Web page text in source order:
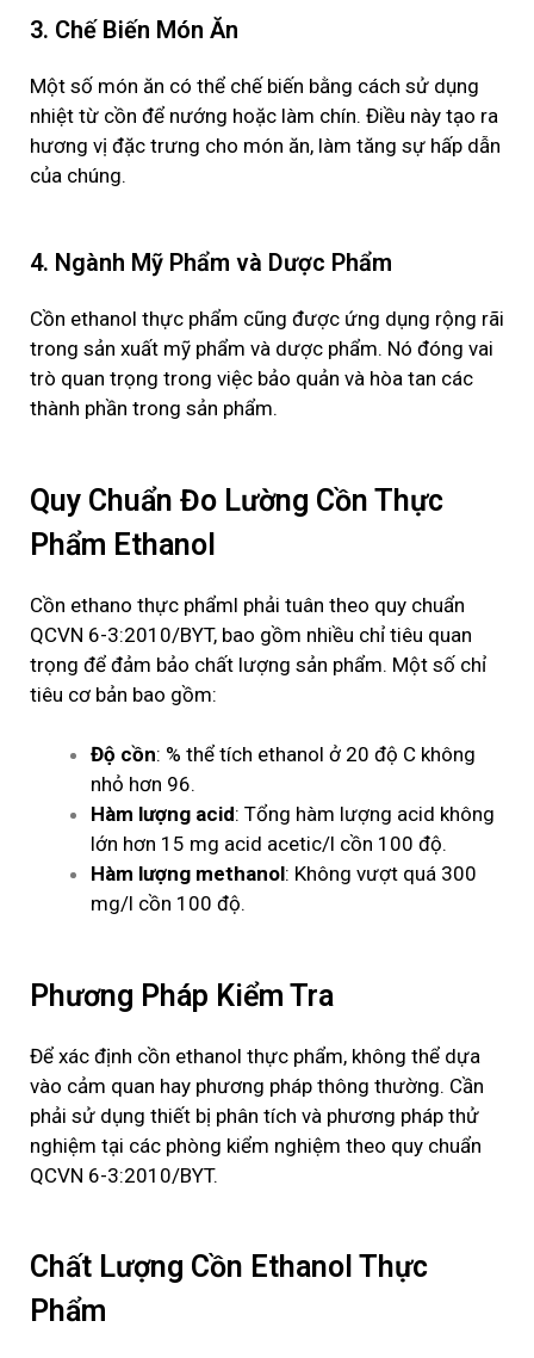
3. Chế Biến Món Ăn
Một số món ăn có thể chế biến bằng cách sử dụng
nhiệt từ cồn để nướng hoặc làm chín. Điều này tạo ra
hương vị đặc trưng cho món ăn, làm tăng sự hấp dẫn
của chúng.
4. Ngành Mỹ Phẩm và Dược Phẩm
Cồn ethanol thực phẩm cũng được ứng dụng rộng rãi
trong sản xuất mỹ phẩm và dược phẩm. Nó đóng vai
trò quan trọng trong việc bảo quản và hòa tan các
thành phần trong sản phẩm.
Quy Chuẩn Đo Lường Cồn Thực
Phẩm Ethanol
Cồn ethano thực phẩml phải tuân theo quy chuẩn
QCVN 6-3:2010/BYT, bao gồm nhiều chỉ tiêu quan
trọng để đảm bảo chất lượng sản phẩm. Một số chỉ
tiêu cơ bản bao gồm:
Độ cồn: % thể tích ethanol ở 20 độ C không
nhỏ hơn 96.
Hàm lượng acid: Tổng hàm lượng acid không
lớn hơn 15 mg acid acetic/l cồn 100 độ.
Hàm lượng methanol: Không vượt quá 300
mg/l cồn 100 độ.
Phương Pháp Kiểm Tra
Để xác định cồn ethanol thực phẩm, không thể dựa
vào cảm quan hay phương pháp thông thường. Cần
phải sử dụng thiết bị phân tích và phương pháp thử
nghiệm tại các phòng kiểm nghiệm theo quy chuẩn
QCVN 6-3:2010/BYT.
Chất Lượng Cồn Ethanol Thực
Phẩm